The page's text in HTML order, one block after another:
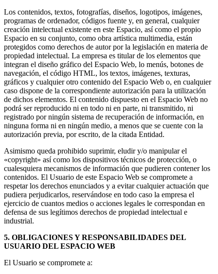
Los contenidos, textos, fotografías, diseños, logotipos, imágenes,
programas de ordenador, códigos fuente y, en general, cualquier
creación intelectual existente en este Espacio, así como el propio
Espacio en su conjunto, como obra artística multimedia, están
protegidos como derechos de autor por la legislación en materia de
propiedad intelectual. La empresa es titular de los elementos que
integran el diseño gráfico del Espacio Web, lo menús, botones de
navegación, el código HTML, los textos, imágenes, texturas,
gráficos y cualquier otro contenido del Espacio Web o, en cualquier
caso dispone de la correspondiente autorización para la utilización
de dichos elementos. El contenido dispuesto en el Espacio Web no
podrá ser reproducido ni en todo ni en parte, ni transmitido, ni
registrado por ningún sistema de recuperación de información, en
ninguna forma ni en ningún medio, a menos que se cuente con la
autorización previa, por escrito, de la citada Entidad.
Asimismo queda prohibido suprimir, eludir y/o manipular el
«copyright» así como los dispositivos técnicos de protección, o
cualesquiera mecanismos de información que pudieren contener los
contenidos. El Usuario de este Espacio Web se compromete a
respetar los derechos enunciados y a evitar cualquier actuación que
pudiera perjudicarlos, reservándose en todo caso la empresa el
ejercicio de cuantos medios o acciones legales le correspondan en
defensa de sus legítimos derechos de propiedad intelectual e
industrial.
5. OBLIGACIONES Y RESPONSABILIDADES DEL
USUARIO DEL ESPACIO WEB
El Usuario se compromete a: